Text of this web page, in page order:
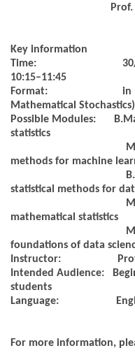
Key information
Time:
10:15–11:45
Format:
in
Mathematical Stochastics)
Possible Modules:
statistics
methods for machine
statistical methods for
mathematical statistics
foundations of data
Instructor:
Intended Audience:
students
Language:
For more information,